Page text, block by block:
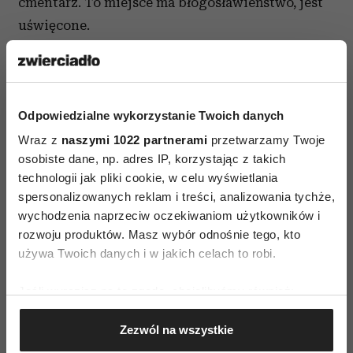
Odpowiedzialne wykorzystanie Twoich danych
Wraz z naszymi 1022 partnerami przetwarzamy Twoje
osobiste dane, np. adres IP, korzystając z takich
technologii jak pliki cookie, w celu wyświetlania
spersonalizowanych reklam i treści, analizowania tychże,
wychodzenia naprzeciw oczekiwaniom użytkowników i
rozwoju produktów. Masz wybór odnośnie tego, kto
używa Twoich danych i w jakich celach to robi.
Gromadzić dane dotyczące Twojej lokalizacji
geograficznej z dokładnością nawet do kilku metrów
Zezwól na wszystkie
uświęcone.
Maorysi czczą przodków,
codziennym życiu. Zdjęcia dziadków i babć
bądźcie, pomagajcie. I pomagają. Przede
wszystkim w uświadomieniu wzorców
rodzinnych, które powtarzamy lub z którymi
mamy konflikt. - Po przyjeździe z Nowej Zelandii
najtrudniejsze było zaaplikowanie koncepcji
nie błogosławimy posiłków. Mówię to
w oderwaniu od jakiejkolwiek religii, chodzi mi